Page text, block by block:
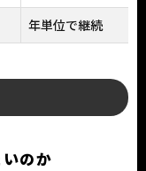
年単位で継続
のか